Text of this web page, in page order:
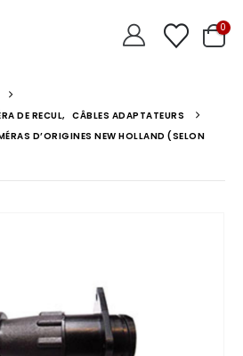
0
DE RECUL, CÂBLES ADAPTATEURS
D’ORIGINES NEW HOLLAND (SELON